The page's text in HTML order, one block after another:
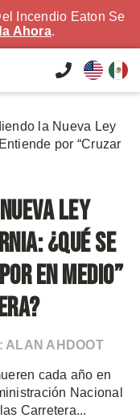
Incendio Eaton Se
Ahora.
la Nueva Ley
por “Cruzar
Ley
¿Qué se
en Medio”
ALAN AHDOOT
cada año en
Nacional
Carretera...